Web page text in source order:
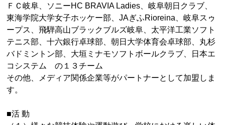
ＦＣ岐阜、ソニーHC BRAVIA Ladies、岐阜朝日クラブ、
東海学院大学女子ホッケー部、JAぎふRioreina、岐阜スゥ
ープス、飛騨高山ブラックブルズ岐阜、太平洋工業ソフト
テニス部、十六銀行卓球部、朝日大学体育会卓球部、丸杉
バドミントン部、大垣ミナモソフトボールクラブ、日本エ
コシステム の１３チーム
その他、メディア関係企業等がパートナーとして加盟しま
す。
■活 動